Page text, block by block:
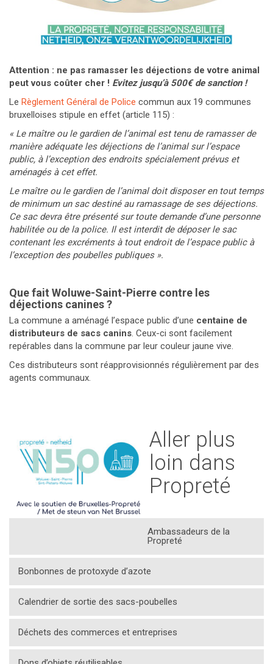
Attention : ne pas ramasser les déjections de votre animal
peut vous coûter cher ! Evitez jusqu’à 500€ de sanction !
Le Règlement Général de Police commun aux 19 communes
bruxelloises stipule en effet (article 115) :
« Le maître ou le gardien de l’animal est tenu de ramasser de
manière adéquate les déjections de l’animal sur l’espace
public, à l’exception des endroits spécialement prévus et
aménagés à cet effet.
Le maître ou le gardien de l’animal doit disposer en tout temps
de minimum un sac destiné au ramassage de ses déjections.
Ce sac devra être présenté sur toute demande d’une personne
habilitée ou de la police. Il est interdit de déposer le sac
contenant les excréments à tout endroit de l’espace public à
l’exception des poubelles publiques ».
Que fait Woluwe-Saint-Pierre contre les
déjections canines ?
La commune a aménagé l’espace public d’une centaine de
distributeurs de sacs canins. Ceux-ci sont facilement
repérables dans la commune par leur couleur jaune vive.
Ces distributeurs sont réapprovisionnés régulièrement par des
agents communaux.
Aller plus
loin dans
Propreté
Ambassadeurs de la
Propreté
Bonbonnes de protoxyde d’azote
Calendrier de sortie des sacs-poubelles
Déchets des commerces et entreprises